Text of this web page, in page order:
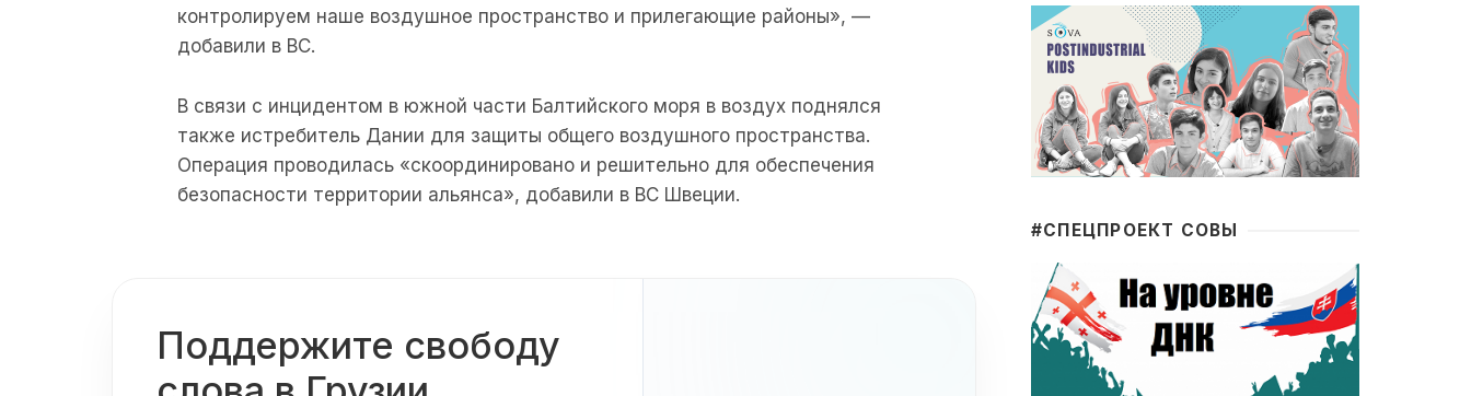
контролируем наше воздушное пространство и прилегающие районы», —
добавили в ВС.
В связи с инцидентом в южной части Балтийского моря в воздух поднялся
также истребитель Дании для защиты общего воздушного пространства.
Операция проводилась «скоординировано и решительно для обеспечения
безопасности территории альянса», добавили в ВС Швеции.
Поддержите свободу
#CПЕЦПРОЕКТ СОВЫ